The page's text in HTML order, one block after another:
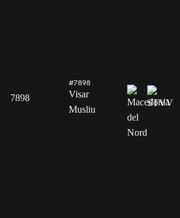
7898
#7898
Visar
Musliu